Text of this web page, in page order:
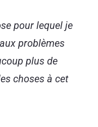
pour lequel je
problèmes
plus de
choses à cet